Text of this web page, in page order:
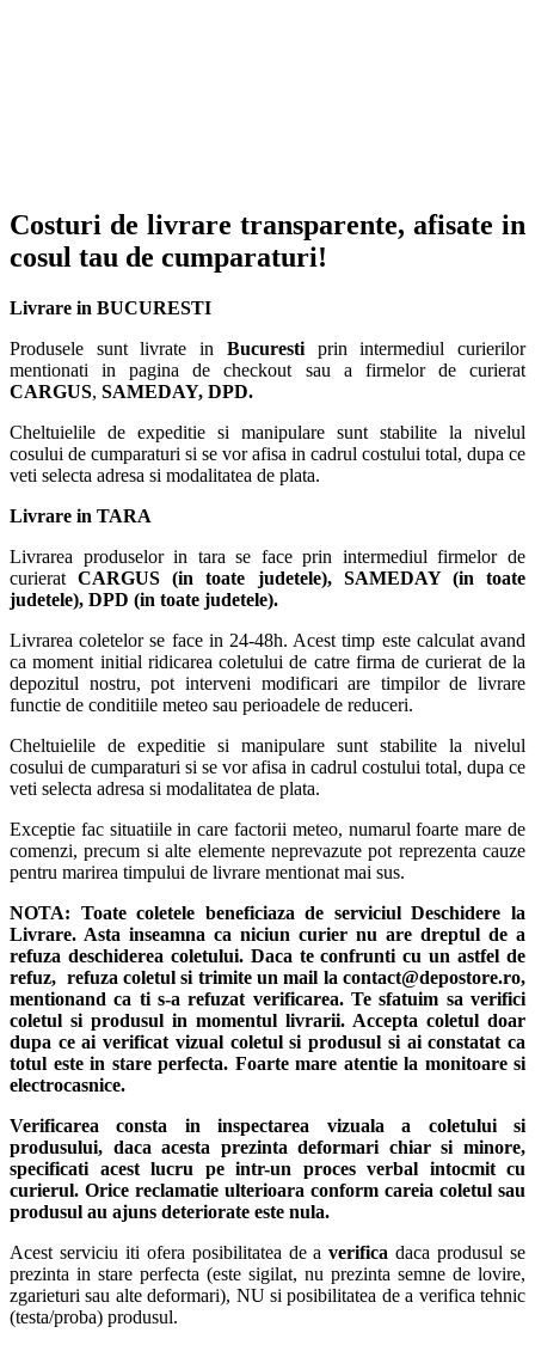
Costuri de livrare transparente, afisate in
cosul tau de cumparaturi!
Livrare in BUCURESTI
Produsele sunt livrate in Bucurestiprin intermediul curierilor
mentionati in pagina de checkout sau a firmelor de curierat
CARGUS, SAMEDAY, DPD.
Cheltuielile de expeditie si manipulare sunt stabilite la nivelul
cosului de cumparaturi si se vor afisa in cadrul costului total, dupa ce
veti selecta adresa si modalitatea de plata.
Livrare in TARA
Livrarea produselor in tara se face prin intermediul firmelor de
curieratCARGUS (in toate judetele),
SAMEDAY (in toate
judetele), DPD (in toate judetele).
Livrarea coletelor se face in 24-48h. Acest timp este calculat avand
ca moment initial ridicarea coletului de catre firma de curierat de la
depozitul nostru, pot interveni modificari are timpilor de livrare
functie de conditiile meteo sau perioadele de reduceri.
Cheltuielile de expeditie si manipulare sunt stabilite la nivelul
cosului de cumparaturi si se vor afisa in cadrul costului total, dupa ce
veti selecta adresa si modalitatea de plata.
Exceptie fac situatiile in care factorii meteo, numarul foarte mare de
comenzi, precum si alte elemente neprevazute pot reprezenta cauze
pentru marirea timpului de livrare mentionat mai sus.
NOTA: Toate coletele beneficiaza de serviciul Deschidere la
Livrare. Asta inseamna ca niciun curier nu are dreptul de a
refuza deschiderea coletului. Daca te confrunti cu un astfel de
refuz, refuza coletul si trimite un mail la contact@depostore.ro,
mentionand ca ti s-a refuzat verificarea. Te sfatuim sa verifici
coletul si produsul in momentul livrarii. Accepta coletul doar
dupa ce ai verificat vizual coletul si produsul si ai constatat ca
totul este in stare perfecta. Foarte mare atentie la monitoare si
electrocasnice.
Verificarea consta in inspectarea vizuala a coletului si
produsului, daca acesta prezinta deformari chiar si minore,
specificati acest lucru pe intr-un proces verbal intocmit cu
curierul. Orice reclamatie ulterioara conform careia coletul sau
produsul au ajuns deteriorate este nula.
Acest serviciu iti ofera posibilitatea de averifica daca produsul se
prezinta in stare perfecta (este sigilat, nu prezinta semne de lovire,
zgarieturi sau alte deformari), NU si posibilitatea de a verifica tehnic
(testa/proba) produsul.